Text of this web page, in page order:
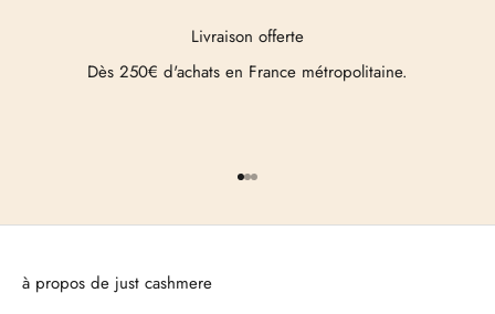
Livraison offerte
Dès 250€ d'achats en France métropolitaine.
Aller à l'élément 1
Aller à l'élément 2
Aller à l'élément 3
à propos de just cashmere